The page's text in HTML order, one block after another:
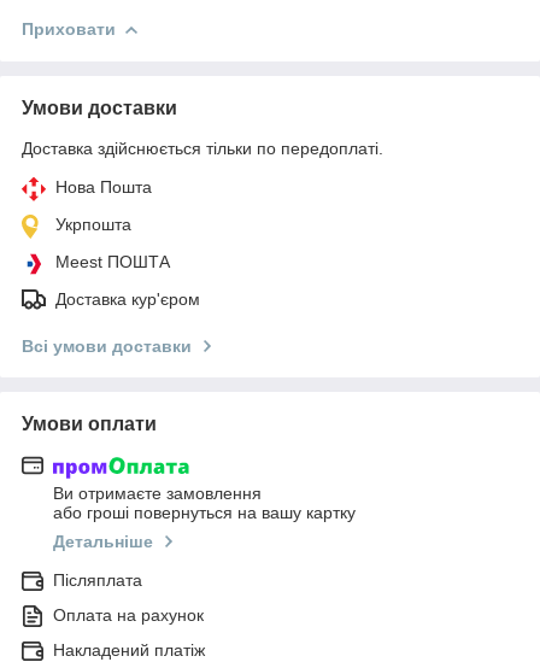
Приховати
Умови доставки
Доставка здійснюється тільки по передоплаті.
Нова Пошта
Укрпошта
Meest ПОШТА
Доставка кур'єром
Всі умови доставки
Умови оплати
Ви отримаєте замовлення
або гроші повернуться на вашу картку
Детальніше
Післяплата
Оплата на рахунок
Накладений платіж